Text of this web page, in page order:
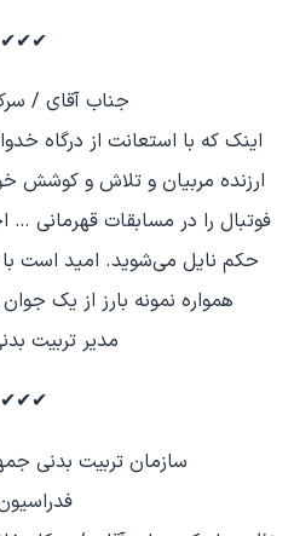
✔✔✔
جناب آقای /
اینک که با استعانت از درگاه
ارزنده مربیان و تلاش و کوشش
فوتبال را در مسابقات قهرمانی …
حکم نایل می‌شوید. امید است با
همواره نمونه بارز از یک
مدیر تربیت
✔✔✔
سازمان تربیت بدنی